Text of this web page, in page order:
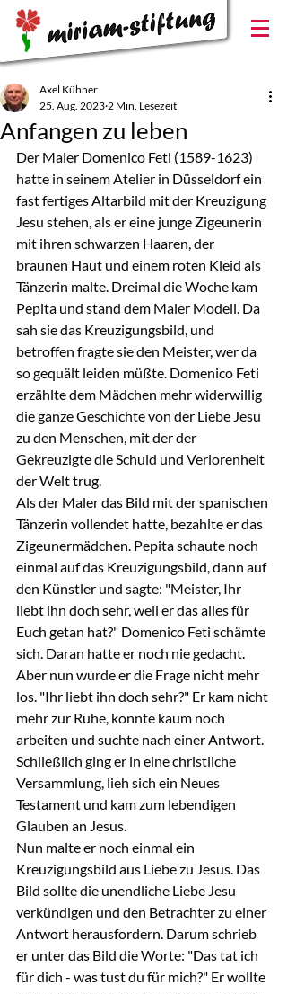
Anfangen zu leben
Axel Kühner
25. Aug. 2023 2 Min. Lesezeit
Der Maler Domenico Feti (1589-1623)
hatte in seinem Atelier in Düsseldorf ein
fast fertiges Altarbild mit der Kreuzigung
Jesu stehen, als er eine junge Zigeunerin
mit ihren schwarzen Haaren, der
braunen Haut und einem roten Kleid als
Tänzerin malte. Dreimal die Woche kam
Pepita und stand dem Maler Modell. Da
sah sie das Kreuzigungsbild, und
betroffen fragte sie den Meister, wer da
so gequält leiden müßte. Domenico Feti
erzählte dem Mädchen mehr widerwillig
die ganze Geschichte von der Liebe Jesu
zu den Menschen, mit der der
Gekreuzigte die Schuld und Verlorenheit
der Welt trug.
Als der Maler das Bild mit der spanischen
Tänzerin vollendet hatte, bezahlte er das
Zigeunermädchen. Pepita schaute noch
einmal auf das Kreuzigungsbild, dann auf
den Künstler und sagte: "Meister, Ihr
liebt ihn doch sehr, weil er das alles für
Euch getan hat?" Domenico Feti schämte
sich. Daran hatte er noch nie gedacht.
Aber nun wurde er die Frage nicht mehr
los. "Ihr liebt ihn doch sehr?" Er kam nicht
mehr zur Ruhe, konnte kaum noch
arbeiten und suchte nach einer Antwort.
Schließlich ging er in eine christliche
Versammlung, lieh sich ein Neues
Testament und kam zum lebendigen
Glauben an Jesus.
Nun malte er noch einmal ein
Kreuzigungsbild aus Liebe zu Jesus. Das
Bild sollte die unendliche Liebe Jesu
verkündigen und den Betrachter zu einer
Antwort herausfordern. Darum schrieb
er unter das Bild die Worte: "Das tat ich
für dich - was tust du für mich?" Er wollte